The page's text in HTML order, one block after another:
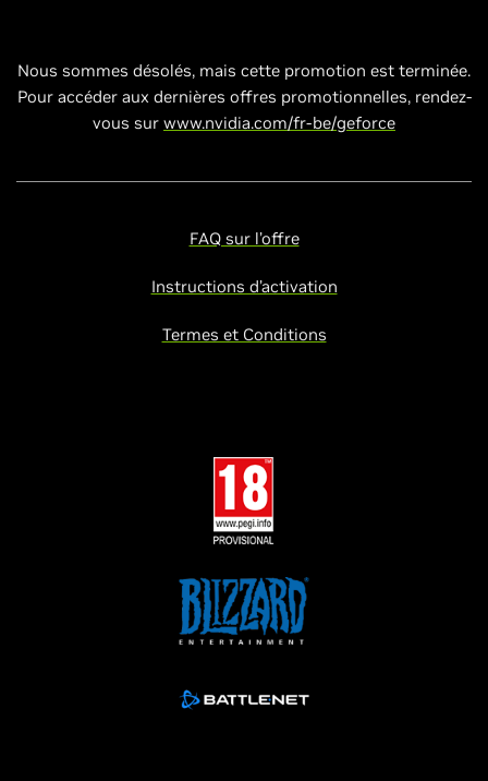
Nous sommes désolés, mais cette promotion est terminée.
Pour accéder aux dernières offres promotionnelles, rendez-
vous sur www.nvidia.com/fr-be/geforce
FAQ sur l’offre
Instructions d’activation
Termes et Conditions